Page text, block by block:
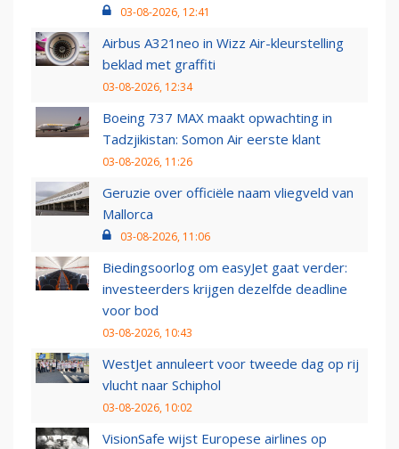
03-08-2026, 12:41
Airbus A321neo in Wizz Air-kleurstelling
beklad met graffiti
03-08-2026, 12:34
Boeing 737 MAX maakt opwachting in
Tadzjikistan: Somon Air eerste klant
03-08-2026, 11:26
Geruzie over officiële naam vliegveld van
Mallorca
03-08-2026, 11:06
Biedingsoorlog om easyJet gaat verder:
investeerders krijgen dezelfde deadline
voor bod
03-08-2026, 10:43
WestJet annuleert voor tweede dag op rij
vlucht naar Schiphol
03-08-2026, 10:02
VisionSafe wijst Europese airlines op